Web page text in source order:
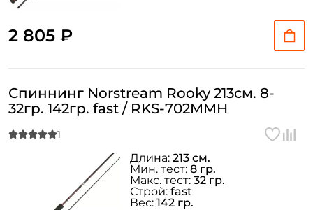
2 805 ₽
Спиннинг Norstream Rooky 213см. 8-
32гр. 142гр. fast / RKS-702MMH
Длина: 213 см.
Мин. тест: 8 гр.
Макс. тест: 32 гр.
Строй: fast
Вес: 142 гр.